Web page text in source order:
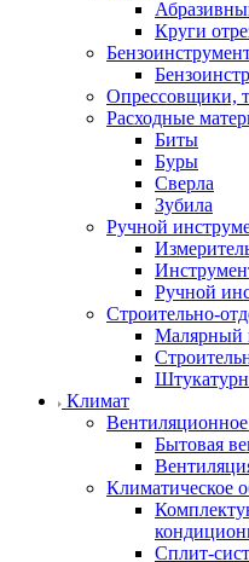
Круги
Опрессовщики,
Расходные
Биты
Буры
Сверла
Зубила
Ручной
Ручной
Строительно-
Малярный
Климат
Бытовая
Климатическое
Сплит-